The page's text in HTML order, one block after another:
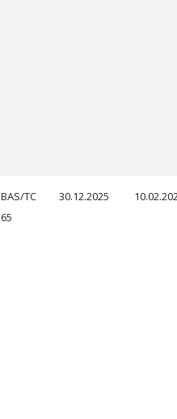
BAS/TC
65
30.12.2025